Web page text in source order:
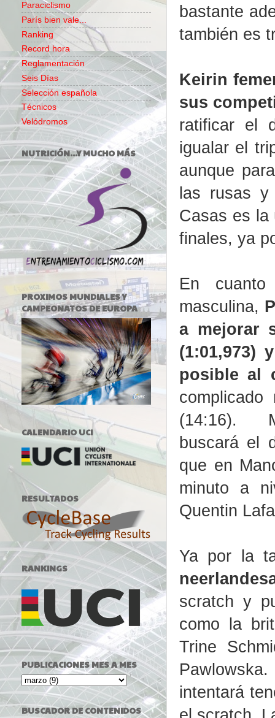
bastante
también es
Keirin
sus
ratificar el
igualar el
aunque
las rusas y
Casas es la
finales, ya
En
masculina,
a mejorar
(1:01,973)
posible al
(14:16).
buscará el
que en
minuto a
Quentin
Ya por la
scratch y
como la
Trine
intentará
Paraciclismo
París bien vale...
Ranking
Record hora
Reglamentación
Seis Días
Selección española
Técnicos
Velódromos
NUTRICIÓN...Y MUCHO MÁS
PROXIMOS MUNDIALES Y
CAMPEONATOS DE EUROPA
CALENDARIO UCI
RESULTADOS
RANKINGS
PUBLICACIONES MES A MES
BUSCADOR DE CONTENIDOS